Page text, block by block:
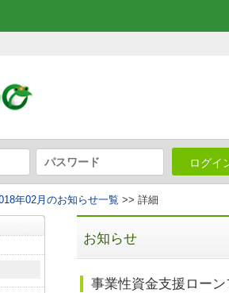
ログイ
年02月のお知らせ一覧 >> 詳細
お知らせ
事業性資金支援ロー